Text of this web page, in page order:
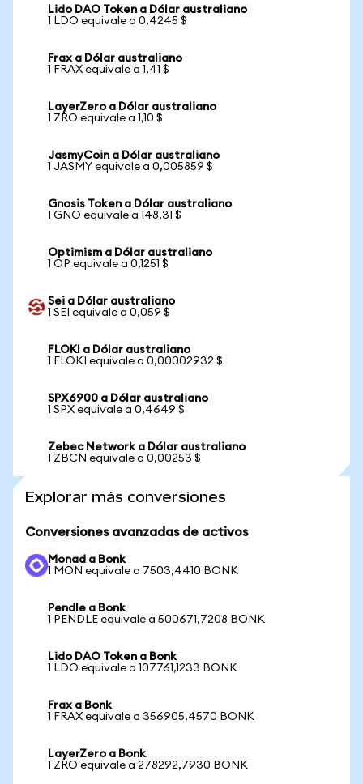
Lido DAO Token a Dólar australiano
1 LDO equivale a 0,4245 $
Frax a Dólar australiano
1 FRAX equivale a 1,41 $
LayerZero a Dólar australiano
1 ZRO equivale a 1,10 $
JasmyCoin a Dólar australiano
1 JASMY equivale a 0,005859 $
Gnosis Token a Dólar australiano
1 GNO equivale a 148,31 $
Optimism a Dólar australiano
1 OP equivale a 0,1251 $
Sei a Dólar australiano
1 SEI equivale a 0,059 $
FLOKI a Dólar australiano
1 FLOKI equivale a 0,00002932 $
SPX6900 a Dólar australiano
1 SPX equivale a 0,4649 $
Zebec Network a Dólar australiano
1 ZBCN equivale a 0,00253 $
Explorar más conversiones
Conversiones avanzadas de activos
Monad a Bonk
1 MON equivale a 7503,4410 BONK
Pendle a Bonk
1 PENDLE equivale a 500671,7208 BONK
Lido DAO Token a Bonk
1 LDO equivale a 107761,1233 BONK
Frax a Bonk
1 FRAX equivale a 356905,4570 BONK
LayerZero a Bonk
1 ZRO equivale a 278292,7930 BONK